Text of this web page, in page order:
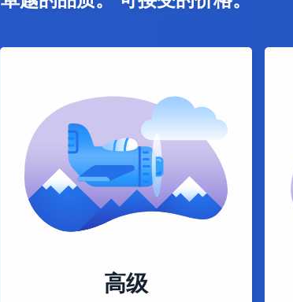
高级